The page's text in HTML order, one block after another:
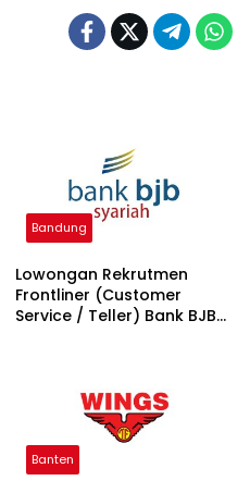
Bandung
Lowongan Rekrutmen
Frontliner (Customer
Service / Teller) Bank BJB
Banten